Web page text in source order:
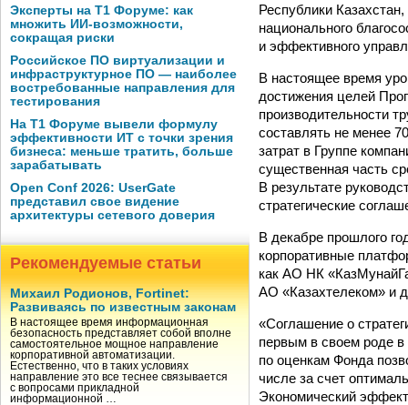
Эксперты на Т1 Форуме: как
множить ИИ-возможности,
сокращая риски
Российское ПО виртуализации и
инфраструктурное ПО — наиболее
востребованные направления для
тестирования
На Т1 Форуме вывели формулу
эффективности ИТ с точки зрения
бизнеса: меньше тратить, больше
зарабатывать
Open Conf 2026: UserGate
представил свое видение
архитектуры сетевого доверия
Рекомендуемые статьи
Михаил Родионов, Fortinet:
Развиваясь по известным законам
В настоящее время информационная
безопасность представляет собой вполне
самостоятельное мощное направление
корпоративной автоматизации.
Естественно, что в таких условиях
направление это все теснее связывается
с вопросами прикладной
информационной …
Республики
национального
и эффективного
В настоящее время
достижения целей
производительности
составлять не менее
затрат в Группе
существенная часть
В результате
стратегические
В декабре прошлого
корпоративные
как АО НК
АО «Казахтелеком» и
«Соглашение о
первым в своем роде в
по оценкам Фонда
числе за счет
Экономический